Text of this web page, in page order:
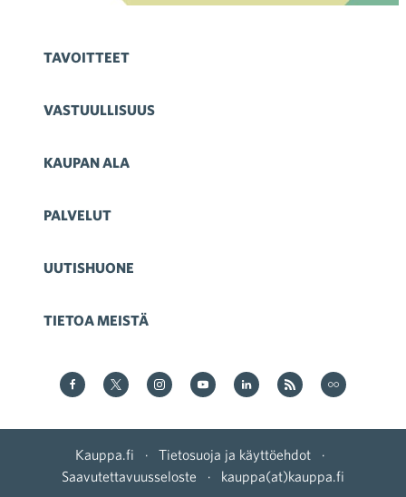
TAVOITTEET
VASTUULLISUUS
KAUPAN ALA
PALVELUT
UUTISHUONE
TIETOA MEISTÄ
Kauppa Facebookissa
Kauppa Twitterissä
Kauppa on Instagram
Kauppa YouTubesssa
Kauppa LinkedInissä
Kauppa on RSS
Kauppa.fi · Tietosuoja ja käyttöehdot
·
Saavutettavuusseloste
· kauppa(at)kauppa.fi